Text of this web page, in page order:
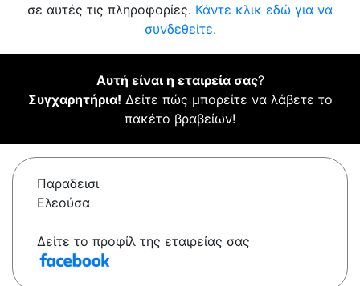
σε αυτές τις πληροφορίες. Κάντε κλικ εδώ για να
συνδεθείτε.
Αυτή είναι η εταιρεία σας?
Συγχαρητήρια! Δείτε πώς μπορείτε να λάβετε το
πακέτο βραβείων!
Παραδεισι
Ελεούσα
Δείτε το προφίλ της εταιρείας σας